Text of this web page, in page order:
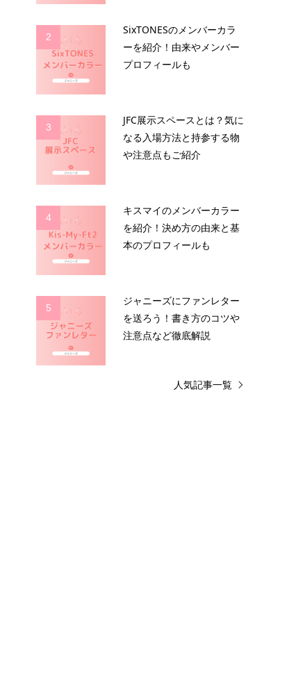
2
SixTONESのメンバーカラ
ーを紹介！由来やメンバー
プロフィールも
3
JFC展示スペースとは？気に
なる入場方法と持参する物
や注意点もご紹介
4
キスマイのメンバーカラー
を紹介！決め方の由来と基
本のプロフィールも
5
ジャニーズにファンレター
を送ろう！書き方のコツや
注意点など徹底解説
人気記事一覧